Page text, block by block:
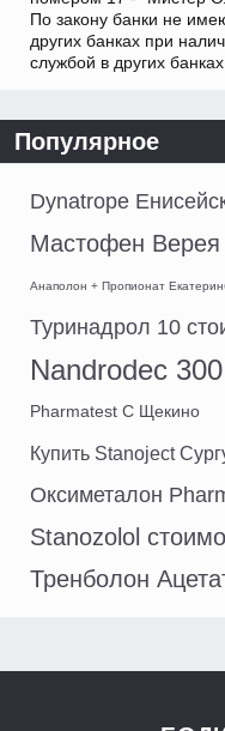
По закону банки не
других банках при
службой в других банках.
Популярное
Dynatrope
Мастофен Верея
Анаполон + Пропионат
Туринадрол 10
Nandrodec
Pharmatest C Щекино
Купить Stanoject
Оксиметалон
Stanozolol
Тренболон